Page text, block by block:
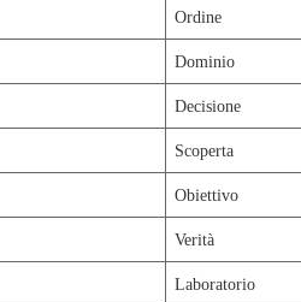
Ordine
Dominio
Decisione
Scoperta
Obiettivo
Verità
Laboratorio